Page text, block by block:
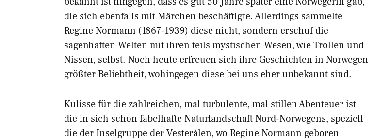
die sich ebenfalls mit Märchen beschäftigte. Allerdings sammelte
Regine Normann (1867-1939) diese nicht, sondern erschuf die
sagenhaften Welten mit ihren teils mystischen Wesen, wie Trollen und
Nissen, selbst. Noch heute erfreuen sich ihre Geschichten in Norwegen
größter Beliebtheit, wohingegen diese bei uns eher unbekannt sind.
Kulisse für die zahlreichen, mal turbulente, mal stillen Abenteuer ist
die in sich schon fabelhafte Naturlandschaft Nord-Norwegens, speziell
die der Inselgruppe der Vesterålen, wo Regine Normann geboren